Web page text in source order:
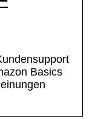
Basics